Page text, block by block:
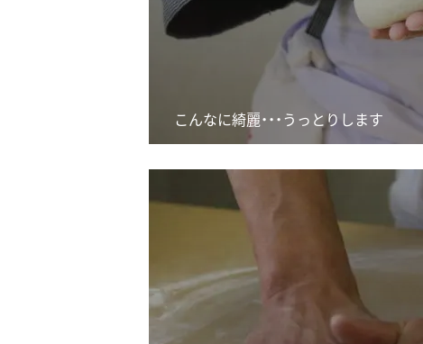
こんなに綺麗・・・うっとりします